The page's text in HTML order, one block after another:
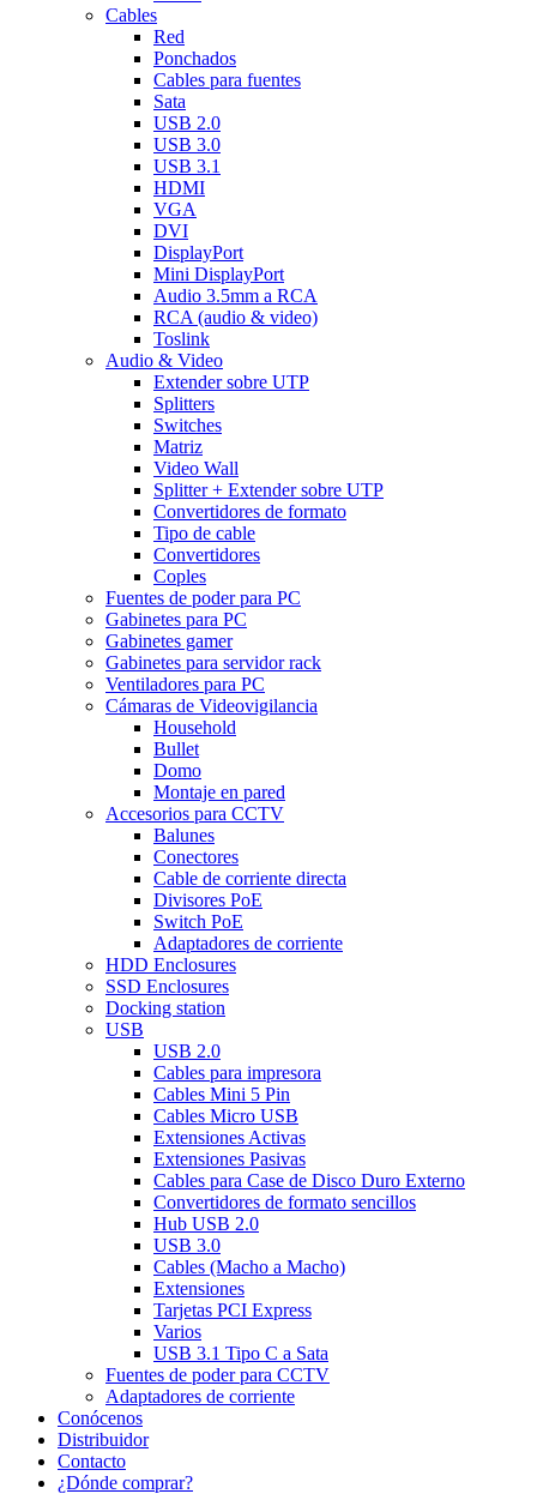
Cables
Red
Ponchados
Cables para fuentes
Sata
USB 2.0
USB 3.0
USB 3.1
HDMI
VGA
DVI
DisplayPort
Mini DisplayPort
Audio 3.5mm a RCA
RCA (audio & video)
Toslink
Audio & Video
Extender sobre UTP
Splitters
Switches
Matriz
Video Wall
Splitter + Extender sobre UTP
Convertidores de formato
Tipo de cable
Convertidores
Coples
Fuentes de poder para PC
Gabinetes para PC
Gabinetes gamer
Gabinetes para servidor rack
Ventiladores para PC
Cámaras de Videovigilancia
Household
Bullet
Domo
Montaje en pared
Accesorios para CCTV
Balunes
Conectores
Cable de corriente directa
Divisores PoE
Switch PoE
Adaptadores de corriente
HDD Enclosures
SSD Enclosures
Docking station
USB
USB 2.0
Cables para impresora
Cables Mini 5 Pin
Cables Micro USB
Extensiones Activas
Extensiones Pasivas
Cables para Case de Disco Duro Externo
Convertidores de formato sencillos
Hub USB 2.0
USB 3.0
Cables (Macho a Macho)
Extensiones
Tarjetas PCI Express
Varios
USB 3.1 Tipo C a Sata
Fuentes de poder para CCTV
Adaptadores de corriente
Conócenos
Distribuidor
Contacto
¿Dónde comprar?